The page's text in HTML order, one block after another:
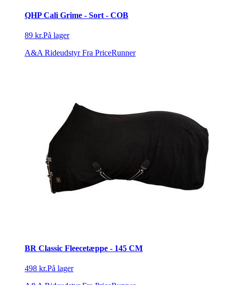
QHP Cali Grime - Sort - COB
89 kr.På lager
A&A Rideudstyr Fra PriceRunner
BR Classic Fleecetæppe - 145 CM
498 kr.På lager